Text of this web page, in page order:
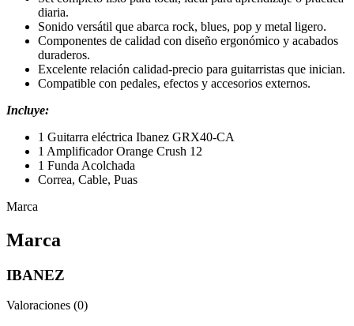
diaria.
Sonido versátil que abarca rock, blues, pop y metal ligero.
Componentes de calidad con diseño ergonómico y acabados
duraderos.
Excelente relación calidad-precio para guitarristas que inician.
Compatible con pedales, efectos y accesorios externos.
Incluye:
1 Guitarra eléctrica Ibanez GRX40-CA
1 Amplificador Orange Crush 12
1 Funda Acolchada
Correa, Cable, Puas
Marca
Marca
IBANEZ
Valoraciones (0)